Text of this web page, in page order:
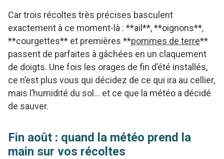
Car trois récoltes très précises basculent
exactement à ce moment-là : **ail**, **oignons**,
**courgettes** et premières **pommes de terre**
passent de parfaites à gâchées en un claquement
de doigts. Une fois les orages de fin d’été installés,
ce n’est plus vous qui décidez de ce qui ira au cellier,
mais l’humidité du sol… et ce que la météo a décidé
de sauver.
Fin août : quand la météo prend la
main sur vos récoltes